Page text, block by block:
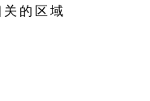
的区域